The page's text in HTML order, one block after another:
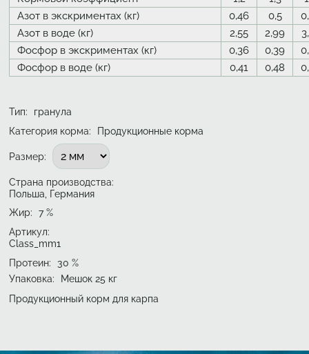
Азот в экскриментах (кг)
0,46 0,5
Азот в воде (кг)
2,55 2,99
Фосфор в экскриментах (кг)
0,36 0,39
Фосфор в воде (кг)
0,41 0,48
Тип:
гранула
Категория корма:
Продукционные корма
Подобрать вариант
Размер:
Страна производства:
Польша, Германия
Жир: 7 %
Артикул:
Class_mm1
Протеин: 30 %
Упаковка:
Мешок 25 кг
Продукционный корм для карпа